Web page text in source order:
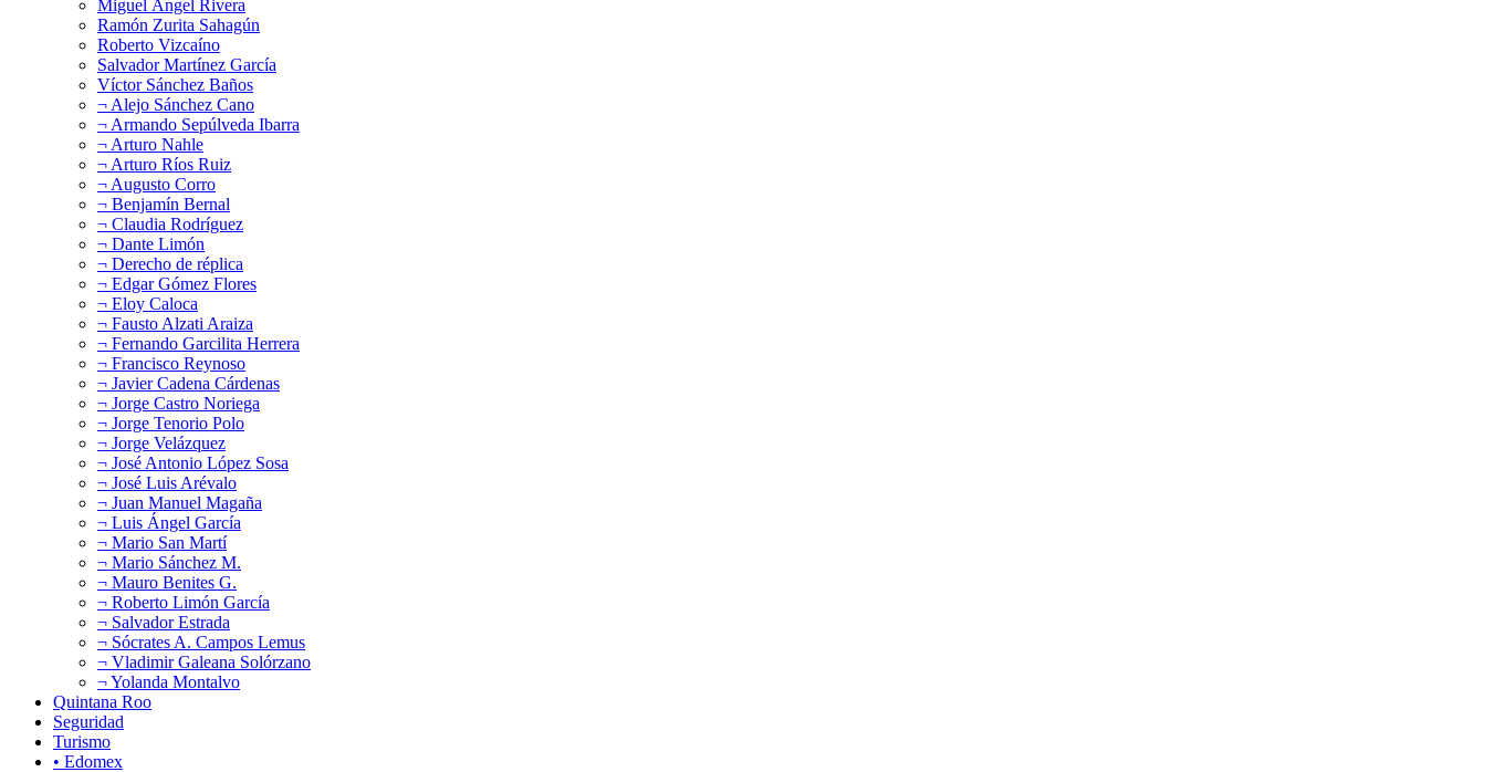
Miguel Ángel Rivera
Ramón Zurita Sahagún
Roberto Vizcaíno
Salvador Martínez García
Víctor Sánchez Baños
¬ Alejo Sánchez Cano
¬ Armando Sepúlveda Ibarra
¬ Arturo Nahle
¬ Arturo Ríos Ruiz
¬ Augusto Corro
¬ Benjamín Bernal
¬ Claudia Rodríguez
¬ Dante Limón
¬ Derecho de réplica
¬ Edgar Gómez Flores
¬ Eloy Caloca
¬ Fausto Alzati Araiza
¬ Fernando Garcilita Herrera
¬ Francisco Reynoso
¬ Javier Cadena Cárdenas
¬ Jorge Castro Noriega
¬ Jorge Tenorio Polo
¬ Jorge Velázquez
¬ José Antonio López Sosa
¬ José Luis Arévalo
¬ Juan Manuel Magaña
¬ Luis Ángel García
¬ Mario San Martí
¬ Mario Sánchez M.
¬ Mauro Benites G.
¬ Roberto Limón García
¬ Salvador Estrada
¬ Sócrates A. Campos Lemus
¬ Vladimir Galeana Solórzano
¬ Yolanda Montalvo
Quintana Roo
Seguridad
Turismo
• Edomex